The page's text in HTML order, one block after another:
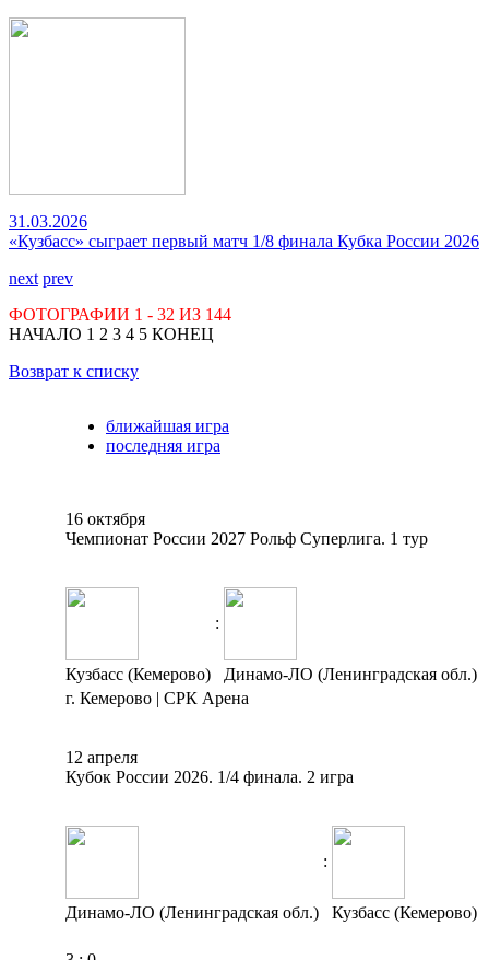
31.03.2026
«Кузбасс» сыграет первый матч 1/8 финала Кубка России 2026
next prev
ФОТОГРАФИИ 1 - 32 ИЗ 144
НАЧАЛО 1 2 3 4 5 КОНЕЦ
Возврат к списку
ближайшая игра
последняя игра
16 октября
Чемпионат России 2027 Рольф Суперлига. 1 тур
:
Кузбасс (Кемерово)
Динамо-ЛО (Ленинградская обл.)
г. Кемерово | СРК Арена
12 апреля
Кубок России 2026. 1/4 финала. 2 игра
:
Динамо-ЛО (Ленинградская обл.) Кузбасс (Кемерово)